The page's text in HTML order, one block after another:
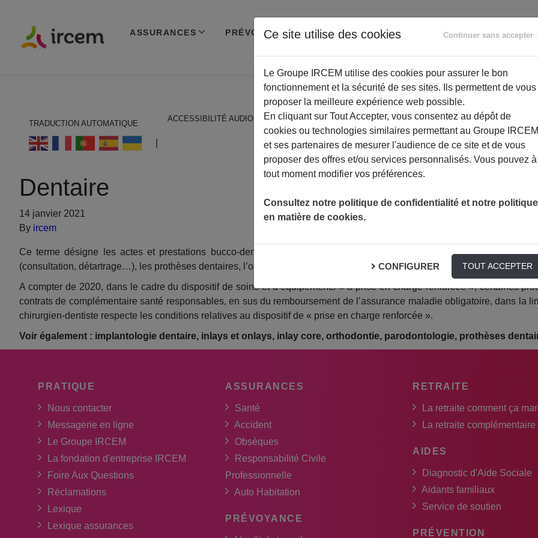
ASSURANCES PRÉVOYANCE RETRAITE
ACCOMPAGNEMENT
TRADUCTION AUTOMATIQUE
ACCESSIBILITÉ AUDIO
Dentaire
14 janvier 2021
By ircem
Ce terme désigne les actes et prestations bucco-dentaires réalisés par un chirurgien-dentiste, un orthodontiste ou
(consultation, détartrage…), les prothèses dentaires, l’orthodontie, la parodontologie, l’implantologie…
A compter de 2020, dans le cadre du dispositif de soins et d’équipements « à prise en charge renforcée », certaines
contrats de complémentaire santé responsables, en sus du remboursement de l’assurance maladie obligatoire, dans la
chirurgien-dentiste respecte les conditions relatives au dispositif de « prise en charge renforcée ».
Voir également : implantologie dentaire, inlays et onlays, inlay core, orthodontie, parodontologie, prothèses
PRATIQUE
Nous contacter
Messagerie en ligne
Le Groupe IRCEM
La fondation d'entreprise IRCEM
Foire Aux Questions
Réclamations
Lexique
Lexique assurances
ASSURANCES
Santé
Accident
Obsèques
Responsabilité Civile
Professionnelle
Auto Habitation
PRÉVOYANCE
RETRAITE
La retraite comment ça
La retraite complémentaire
AIDES
Diagnostic d'Aide Sociale
Aidants familiaux
Service de soutien
PRÉVENTION
Ce site utilise des cookies Continuer sans accepter
Le Groupe IRCEM utilise des cookies pour assurer le bon
fonctionnement et la sécurité de ses sites. Ils permettent de vous
proposer la meilleure expérience web possible.
En cliquant sur Tout Accepter, vous consentez au dépôt de
cookies ou technologies similaires permettant au Groupe IRCEM
et ses partenaires de mesurer l'audience de ce site et de vous
proposer des offres et/ou services personnalisés. Vous pouvez à
tout moment modifier vos préférences.
Consultez notre politique de confidentialité et notre politique
en matière de cookies.
CONFIGURER TOUT ACCEPTER